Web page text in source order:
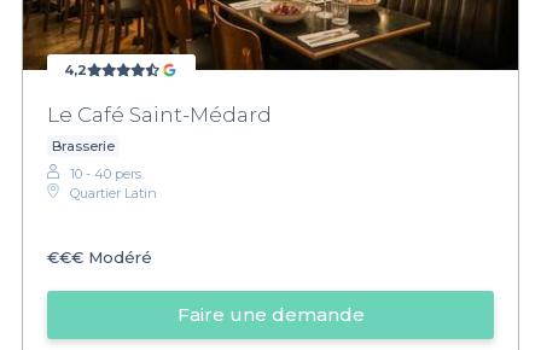
4,2
Le Café Saint-Médard
Brasserie
10 - 40 pers.
Quartier Latin
€€€ Modéré
Faire une demande